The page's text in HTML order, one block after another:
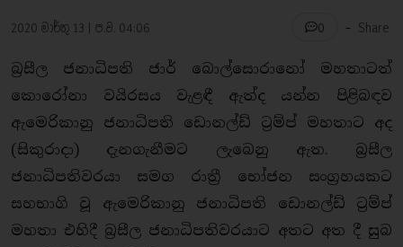
2020 මාර්තු 13 | ප.ව. 04:06 0 - Share
බ්‍රසීල ජනාධිපති ජාර් බොල්සොරානෝ මහතාටත්
කොරෝනා වයිරසය වැළඳී ඇත්ද යන්න පිළිබඳව
ඇමෙරිකානු ජනාධිපති ඩොනල්ඩ් ට්‍රම්ප් මහතාට අද
(සිකුරාදා) දැනගැනීමට ලැබෙනු ඇත. බ්‍රසීල
ජනාධිපතිවරයා සමග රාත්‍රී භෝජන සංග්‍රහයකට
සහභාගි වූ ඇමෙරිකානු ජනාධිපති ඩොනල්ඩ් ට්‍රම්ප්
මහතා එහිදී බ්‍රසීල ජනාධිපතිවරයාට අතට අත දී සුබ